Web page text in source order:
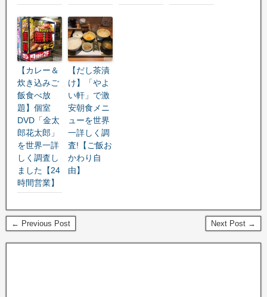
【カレー＆
炊き込みご
飯食べ放
題】個室
DVD「金太
郎花太郎」
を世界一詳
しく調査し
ました【24
時間営業】
【だし茶漬
け】「やよ
い軒」で激
安朝食メニ
ューを世界
一詳しく調
査!【ご飯お
かわり自
由】
← Previous Post Next Post →